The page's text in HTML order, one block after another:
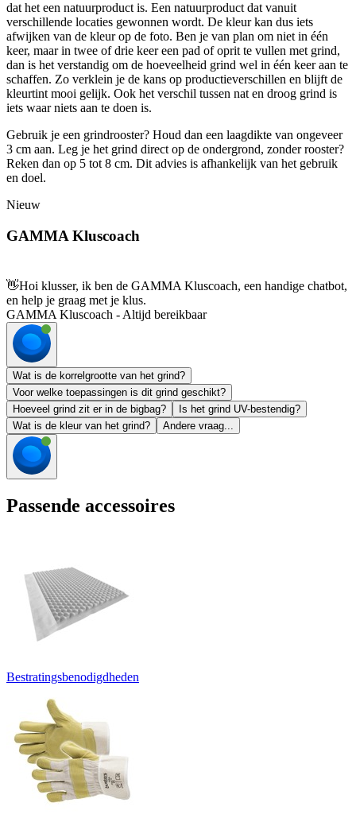
dat het een natuurproduct is. Een natuurproduct dat vanuit
verschillende locaties gewonnen wordt. De kleur kan dus iets
afwijken van de kleur op de foto. Ben je van plan om niet in één
keer, maar in twee of drie keer een pad of oprit te vullen met grind,
dan is het verstandig om de hoeveelheid grind wel in één keer aan te
schaffen. Zo verklein je de kans op productieverschillen en blijft de
kleurtint mooi gelijk. Ook het verschil tussen nat en droog grind is
iets waar niets aan te doen is.
Gebruik je een grindrooster? Houd dan een laagdikte van ongeveer
3 cm aan. Leg je het grind direct op de ondergrond, zonder rooster?
Reken dan op 5 tot 8 cm. Dit advies is afhankelijk van het gebruik
en doel.
Nieuw
GAMMA Kluscoach
👋Hoi klusser, ik ben de GAMMA Kluscoach, een handige chatbot,
en help je graag met je klus.
GAMMA Kluscoach - Altijd bereikbaar
Wat is de korrelgrootte van het grind?
Voor welke toepassingen is dit grind geschikt?
Hoeveel grind zit er in de bigbag?
Is het grind UV-bestendig?
Wat is de kleur van het grind?
Andere vraag...
Passende accessoires
Bestratingsbenodigdheden